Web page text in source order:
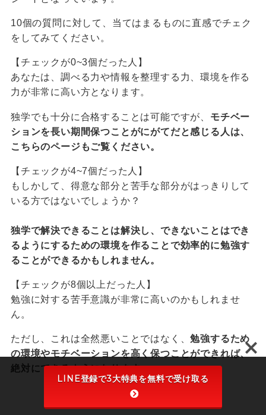
10個の質問に対して、当てはまるものに直感でチェク
をしてみてください。
【チェックが0~3個だった人】
あなたは、調べる力や情報を整理する力、環境を作る
力が非常に高い方となります。
独学でも十分に合格することは可能ですが、 モチベー
ションを長い期間保つことがにがてだと感じる人は、
こちらのページもご覧ください。
【チェックが4~7個だった人】
もしかして、得意な部分と苦手な部分がはっきりして
いる方ではないでしょうか？
独学で解決できることは解決し、できないことはでき
るようにするための環境を作ることで効率的に勉強す
ることができるかもしれません。
【チェックが8個以上だった人】
勉強に対する苦手意識が非常に高いのかもしれませ
ん。
ただし、これは全然悪いことではなく、勉強するため
の環境やモチベーションを高く保つことができれば、
絶対にできるようになります。
LINE登録で3大特典を無料で受け取る